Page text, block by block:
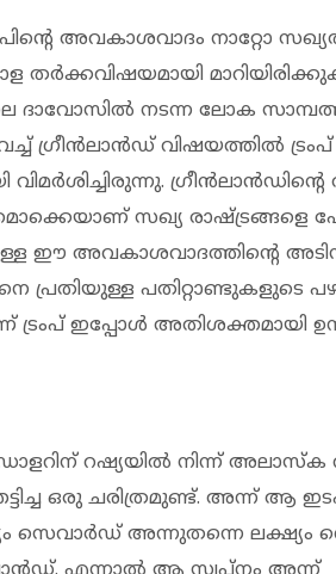
അവകാശവാദം നാറ്റോ
തർക്കവിഷയമായി
ദാവോസിൽ നടന്ന ലോക
ഗ്രീൻലാൻഡ് വിഷയത്തിൽ ട്രംപ്
സഖ്യ രാഷ്ട്രങ്ങളെ
ഈ അവകാശവാദത്തിൻ്റെ
പ്രതിയുള്ള പതിറ്റാണ്ടുകളുടെ
ട്രംപ് ഇപ്പോൾ അതിശക്തമായി
റഷ്യയില്‍ നിന്ന് അലാസ്‌ക
ഒരു ചരിത്രമുണ്ട്. അന്ന് ആ
വില്യം സെവാര്‍ഡ് അന്നുതന്നെ ലക്ഷ്യം